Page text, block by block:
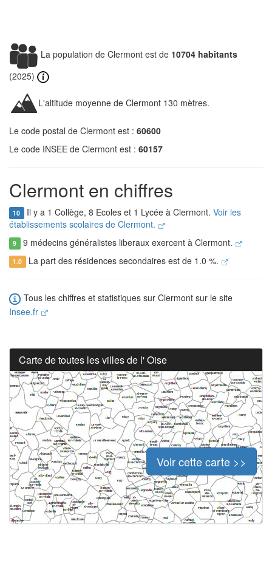
La population de Clermont est de 10704 habitants
(2025)
L'altitude moyenne de Clermont 130 mètres.
Le code postal de Clermont est : 60600
Le code INSEE de Clermont est : 60157
Clermont en chiffres
10 Il y a 1 Collège, 8 Ecoles et 1 Lycée à Clermont. Voir les
établissements scolaires de Clermont.
9 9 médecins généralistes liberaux exercent à Clermont.
1.0 La part des résidences secondaires est de 1.0 %.
Tous les chiffres et statistiques sur Clermont sur le site
Insee.fr
Carte de toutes les villes de l' Oise
Voir cette carte >>